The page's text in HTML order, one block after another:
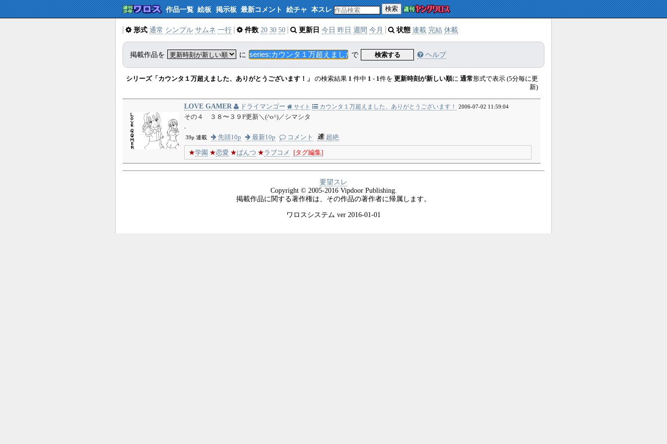
作品一覧 絵板 掲示板 最新コメント 絵チャ 本スレ 検索
形式 通常 シンプル サムネ 一行 件数 20 30 50 更新日 今日 昨日 週間 今月 状態 連載 完結 休載
掲載作品を に で 検索する ヘルプ
シリーズ「カウンタ１万超えました、ありがとうございます！」 の検索結果 1 件中 1 - 1件を 更新時刻が新しい順に通常形式で表示 (5分毎に更
新)
LOVE GAMER ドライマンゴー サイト カウンタ１万超えました、ありがとうございます！ 2006-07-02 11:59:04
その４ ３８〜３９P更新＼(^o^)／シマシタ
-
39p 連載
先頭10p 最新10p コメント 超絶
★学園 ★恋愛 ★ぱんつ ★ラブコメ [タグ編集]
要望スレ
Copyright © 2005-2016 Vipdoor Publishing.
掲載作品に関する著作権は、その作品の著作者に帰属します。
ワロスシステム ver 2016-01-01